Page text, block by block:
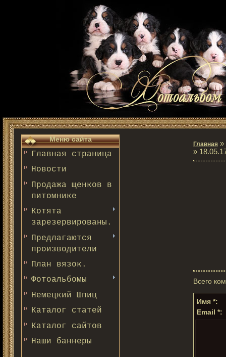
Меню сайта
Главная страница
Новости
Продажа щенков в
питомнике
Котята
зарезервированы.
Предлагаются
производители
План вязок.
Фотоальбомы
Немецкий Шпиц
Каталог статей
Каталог сайтов
Наши баннеры
Главная »
»
Всего
Имя *:
Email *: